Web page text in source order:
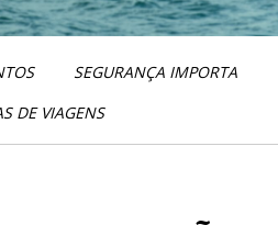
SEGURANÇA IMPORTA
DE VIAGENS